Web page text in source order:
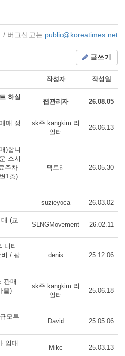
/ 버그신고는 public@koreatimes.net
글쓰기
작성자 작성일
하실
웹관리자 26.08.05
매 정
sk주 kangkim 리
얼터
26.06.13
)합니
스시
주차
1층)
팩토리 26.05.30
suzieyoca 26.03.02
(교
SLNGMovement 26.02.11
니티
비 / 팝
denis 25.12.06
판매
을)-
sk주 kangkim 리
얼터
25.06.18
모투
David 25.05.06
임대
Mike 25.03.13